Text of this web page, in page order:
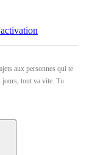
aux personnes qui te
jours, tout va vite. Tu